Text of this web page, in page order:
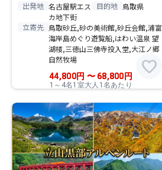
出発地 名古屋駅エス
カ地下街
目的地 鳥取県
立寄先 鳥取砂丘,砂の美術館,砂丘会館,浦富
海岸島めぐり遊覧船,はわい温泉 望
湖楼,三徳山三佛寺投入堂,大江ノ郷
自然牧場
44,800円 〜68,800 円
1～4名1室大人1名あたり
favorite